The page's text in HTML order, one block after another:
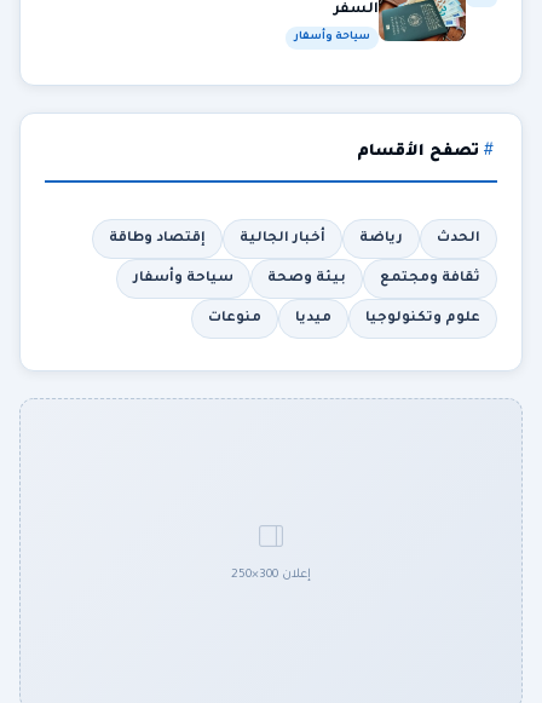
السفر
سياحة وأسفار
تصفح الأقسام
الحدث رياضة أخبار الجالية إقتصاد وطاقة
ثقافة ومجتمع بيئة وصحة سياحة وأسفار
علوم وتكنولوجيا ميديا منوعات
إعلان 300×250